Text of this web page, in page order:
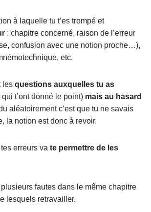
à laquelle tu t’es trompé et
: chapitre concerné, raison de l’erreur
confusion avec une notion proche…),
etc.
les questions auxquelles tu as
qui t’ont donné le point) mais au hasard
aléatoirement c’est que tu ne savais
la notion est donc à revoir.
tes erreurs vate permettre de les
fautes dans le même chapitre
lesquels retravailler.